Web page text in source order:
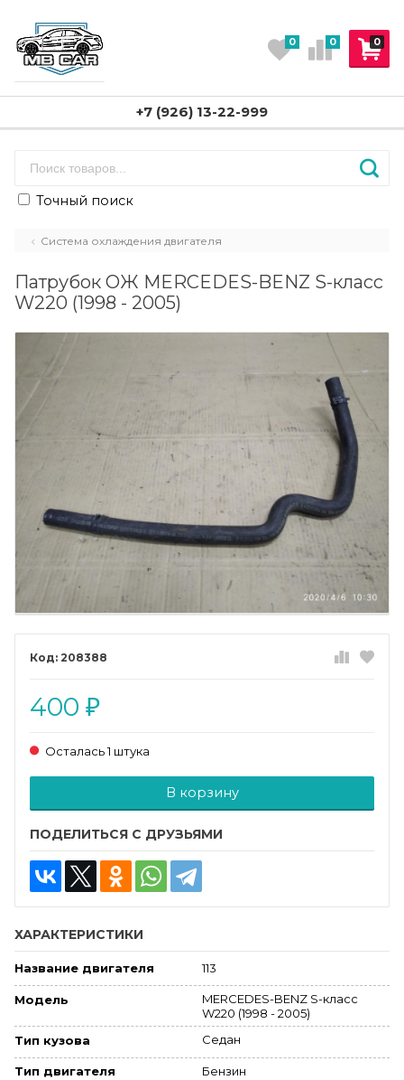
0
0 0
+7 (926) 13-22-999
Точный поиск
Система охлаждения двигателя
Патрубок ОЖ MERCEDES-BENZ S-класс
W220 (1998 - 2005)
208388
400 ₽
Осталась 1 штука
В корзину
ПОДЕЛИТЬСЯ С ДРУЗЬЯМИ
ХАРАКТЕРИСТИКИ
Название двигателя 113
Модель
MERCEDES-BENZ S-класс
W220 (1998 - 2005)
Тип кузова
Седан
Тип двигателя Бензин